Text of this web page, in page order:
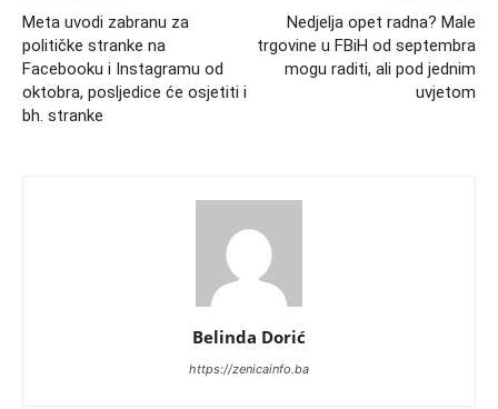
Meta uvodi zabranu za
političke stranke na
Facebooku i Instagramu od
oktobra, posljedice će osjetiti i
bh. stranke
Nedjelja opet radna? Male
trgovine u FBiH od septembra
mogu raditi, ali pod jednim
uvjetom
Belinda Dorić
https://zenicainfo.ba